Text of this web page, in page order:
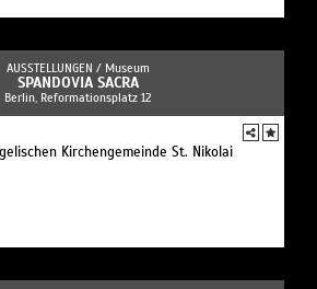
AUSSTELLUNGEN / Museum
SPANDOVIA SACRA
Berlin, Reformationsplatz 12
Kirchengemeinde St. Nikolai